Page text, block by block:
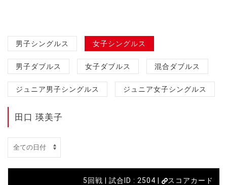
男子シングルス 女子シングルス
男子ダブルス 女子ダブルス 混合ダブルス
ジュニア男子シングルス ジュニア女子シングルス
田口 瑛美子
5回戦 | 試合ID : 2504 | スコアカード